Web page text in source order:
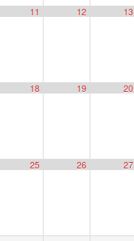
11 12 13
18 19 20
25 26 27